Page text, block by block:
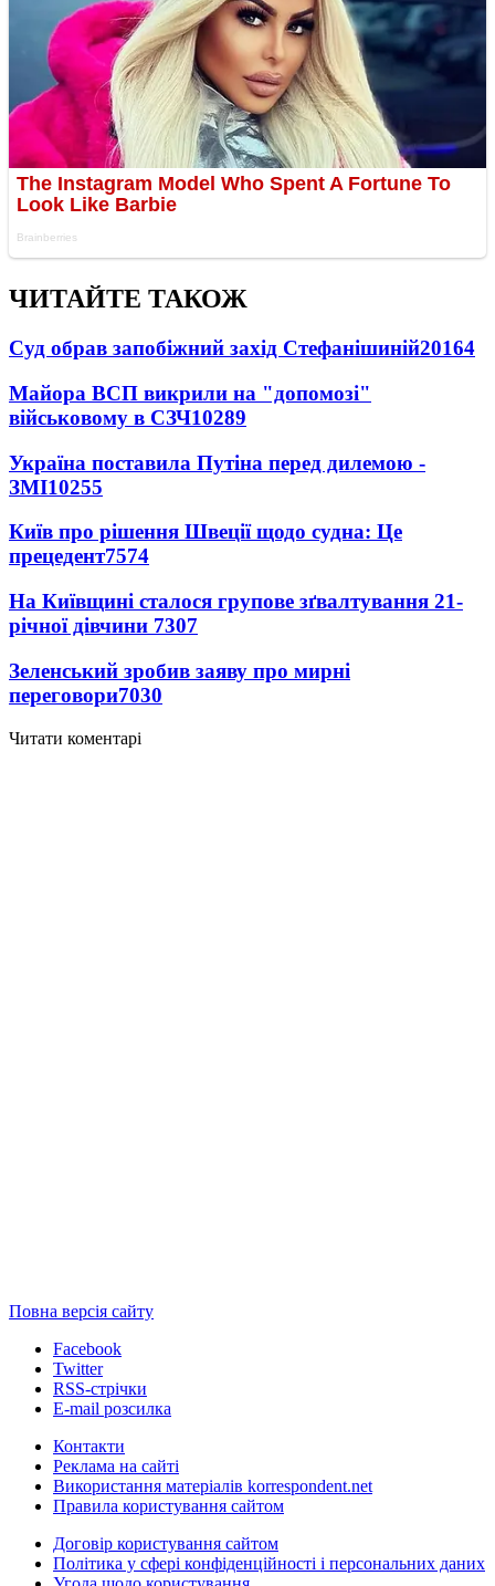
ЧИТАЙТЕ ТАКОЖ
Суд обрав запобіжний захід Стефанішиній20164
Майора ВСП викрили на "допомозі"
військовому в СЗЧ10289
Україна поставила Путіна перед дилемою -
ЗМІ10255
Київ про рішення Швеції щодо судна: Це
прецедент7574
На Київщині сталося групове зґвалтування 21-
річної дівчини 7307
Зеленський зробив заяву про мирні
переговори7030
Читати коментарі
Повна версія сайту
Facebook
Twitter
RSS-стрічки
E-mail розсилка
Контакти
Реклама на сайті
Використання матеріалів korrespondent.net
Правила користування сайтом
Договір користування сайтом
Політика у сфері конфіденційності і персональних даних